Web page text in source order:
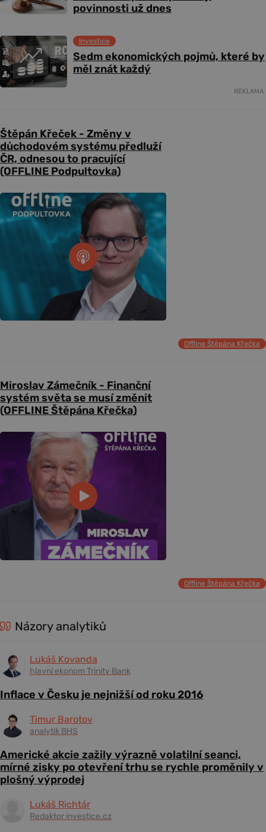
povinnosti už dnes
Sedm ekonomických pojmů, které by
měl znát každý
Investice
REKLAMA
Štěpán Křeček - Změny v
důchodovém systému předluží
ČR, odnesou to pracující
(OFFLINE Podpultovka)
Offline Štěpána Křečka
Miroslav Zámečník - Finanční
systém světa se musí změnit
(OFFLINE Štěpána Křečka)
Offline Štěpána Křečka
Názory analytiků
Lukáš Kovanda
hlavní ekonom Trinity Bank
Inflace v Česku je nejnižší od roku 2016
Timur Barotov
analytik BHS
Americké akcie zažily výrazně volatilní seanci,
mírné zisky po otevření trhu se rychle proměnily v
plošný výprodej
Lukáš Richtár
Redaktor investice.cz